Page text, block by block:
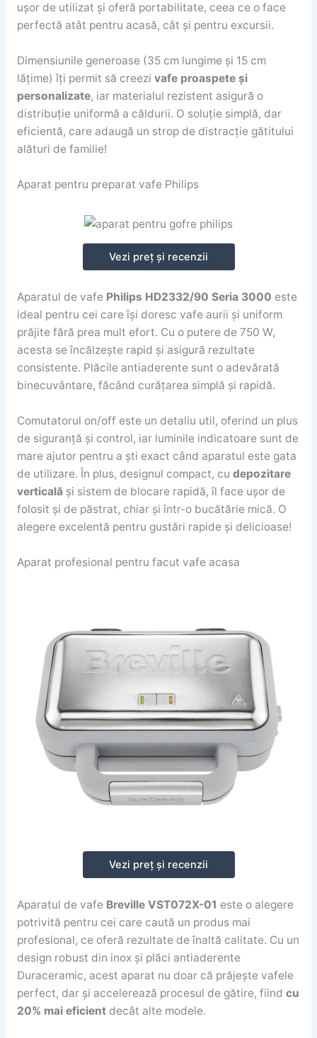
ușor de utilizat și oferă portabilitate, ceea ce o face
perfectă atât pentru acasă, cât și pentru excursii.
Dimensiunile generoase (35 cm lungime și 15 cm
lățime) îți permit să creezi vafe proaspete și
personalizate, iar materialul rezistent asigură o
distribuție uniformă a căldurii. O soluție simplă, dar
eficientă, care adaugă un strop de distracție gătitului
alături de familie!
Aparat pentru preparat vafe Philips
Vezi preț și recenzii
Aparatul de vafe Philips HD2332/90 Seria 3000 este
ideal pentru cei care își doresc vafe aurii și uniform
prăjite fără prea mult efort. Cu o putere de 750 W,
acesta se încălzește rapid și asigură rezultate
consistente. Plăcile antiaderente sunt o adevărată
binecuvântare, făcând curățarea simplă și rapidă.
Comutatorul on/off este un detaliu util, oferind un plus
de siguranță și control, iar luminile indicatoare sunt de
mare ajutor pentru a ști exact când aparatul este gata
de utilizare. În plus, designul compact, cu depozitare
verticală și sistem de blocare rapidă, îl face ușor de
folosit și de păstrat, chiar și într-o bucătărie mică. O
alegere excelentă pentru gustări rapide și delicioase!
Aparat profesional pentru facut vafe acasa
Vezi preț și recenzii
Aparatul de vafe Breville VST072X-01 este o alegere
potrivită pentru cei care caută un produs mai
profesional, ce oferă rezultate de înaltă calitate. Cu un
design robust din inox și plăci antiaderente
Duraceramic, acest aparat nu doar că prăjește vafele
perfect, dar și accelerează procesul de gătire, fiind cu
20% mai eficientdecât alte modele.